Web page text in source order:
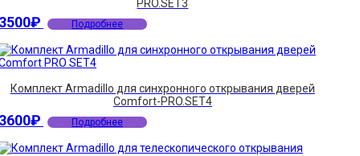
PRO.SET3
₽ Подробнее
Комплект Armadillo для синхронного открывания дверей
Comfort-PRO.SET4
₽ Подробнее